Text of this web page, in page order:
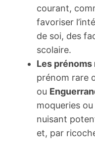
courant,
favoriser
de soi, des
scolaire.
Les prénoms
prénom rare
ou
moqueries
nuisant
et, par